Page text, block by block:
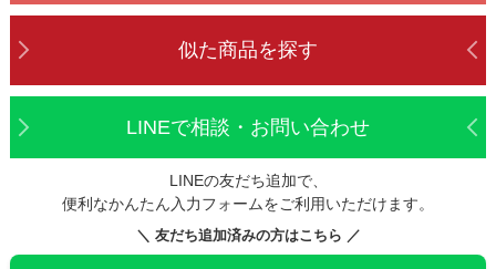
似た商品を探す
LINEで相談・お問い合わせ
LINEの友だち追加で、
便利なかんたん入力フォームをご利用いただけます。
＼ 友だち追加済みの方はこちら ／